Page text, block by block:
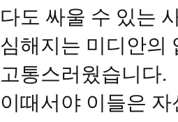
다도 싸울 수 있는
심해지는 미디안의
고통스러웠습니다.
이때서야 이들은